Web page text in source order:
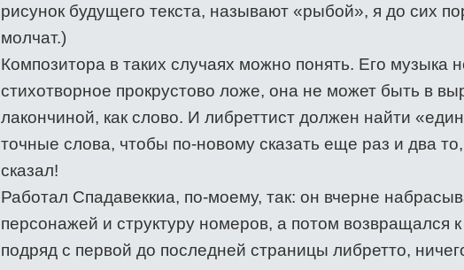
рисунок будущего текста, называют «рыбой», я до сих
молчат.)
Композитора в таких случаях можно понять. Его музыка
стихотворное прокрустово ложе, она не может быть в
лакончиной, как слово. И либреттист должен найти
точные слова, чтобы по-новому сказать еще раз и два
сказал!
Работал Спадавеккиа, по-моему, так: он вчерне
персонажей и структуру номеров, а потом возвращался
подряд с первой до последней страницы либретто,